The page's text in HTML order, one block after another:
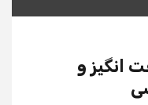
انگیز و